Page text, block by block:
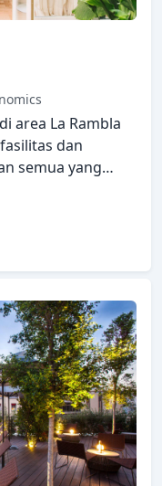
area La Rambla
dan
semua yang
nyaman.
WiFi
harian,
tamu dengan
out cepat, telah
dan didekorasi
di rumah dan
televisi layar
internet WiFi
AC. Properti ini
rekreasi.
sangat baik
untuk sekadar